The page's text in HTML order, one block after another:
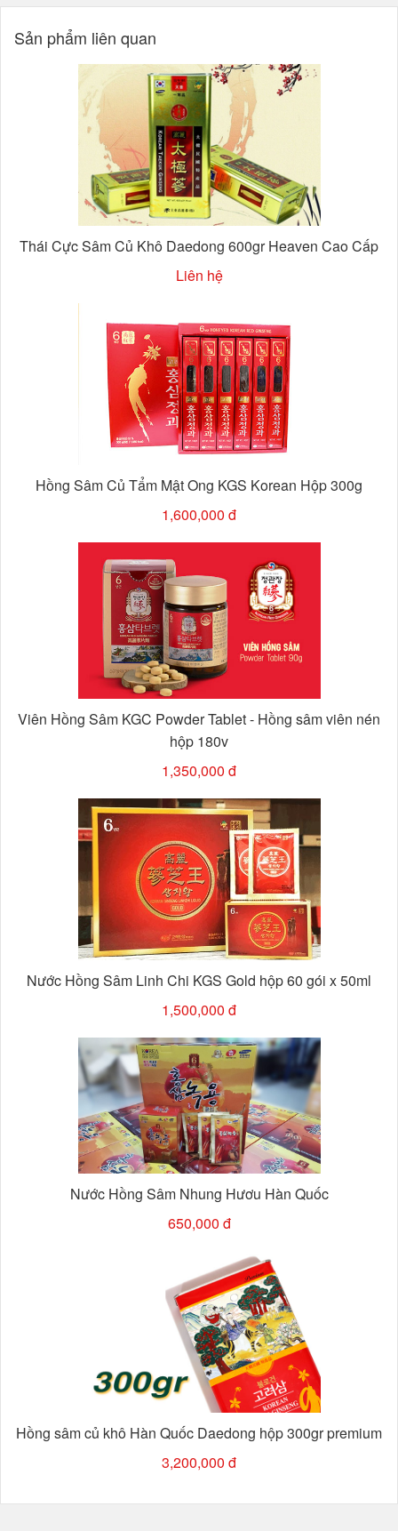
Sản phẩm liên quan
Thái Cực Sâm Củ Khô Daedong 600gr Heaven Cao Cấp
Liên hệ
Hồng Sâm Củ Tẩm Mật Ong KGS Korean Hộp 300g
1,600,000 đ
Viên Hồng Sâm KGC Powder Tablet - Hồng sâm viên nén
hộp 180v
1,350,000 đ
Nước Hồng Sâm Linh Chi KGS Gold hộp 60 gói x 50ml
1,500,000 đ
Nước Hồng Sâm Nhung Hươu Hàn Quốc
650,000 đ
Hồng sâm củ khô Hàn Quốc Daedong hộp 300gr premium
3,200,000 đ